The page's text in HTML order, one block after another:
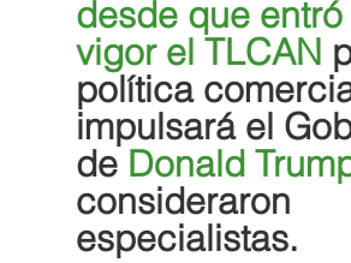
desde que entró
vigor el TLCAN
política
impulsará el
de Donald
consideraron
especialistas.